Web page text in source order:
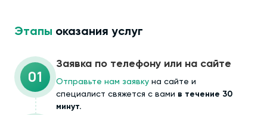
Этапы оказания услуг
01
Заявка по телефону или на сайте
Отправьте нам заявку на сайте и
специалист свяжется с вами в течение 30
минут.